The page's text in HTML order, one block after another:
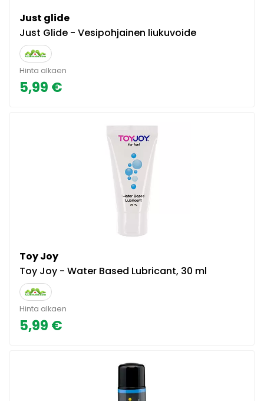
Just glide
Just Glide - Vesipohjainen liukuvoide
Hinta alkaen
5,99 €
Toy Joy
Toy Joy - Water Based Lubricant, 30 ml
Hinta alkaen
5,99 €